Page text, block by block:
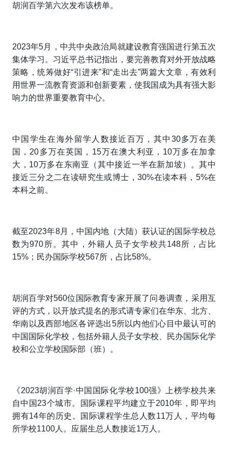
胡润百学第六次发布该榜单。
2023年5月，中共中央政治局就建设教育强国进行第五次
集体学习。习近平总书记指出，要完善教育对外开放战略
策略，统筹做好“引进来”和“走出去”两篇大文章，有效利
用世界一流教育资源和创新要素，使我国成为具有强大影
响力的世界重要教育中心。
中国学生在海外留学人数接近百万，其中30多万在美
国，20多万在英国，15万在澳大利亚，10万多在加拿
大，10万多在东南亚（其中接近一半在新加坡）。其中
接近三分之二在读研究生或博士，30%在读本科，5%在
本科之前。
截至2023年8月，中国内地（大陆）获认证的国际学校总
数为970所。其中，外籍人员子女学校共148所，占比
15%；民办国际学校567所，占比58%。
胡润百学对560位国际教育专家开展了问卷调查，采用互
评的方式，以开放式提名的形式请专家们在华东、北方、
华南以及西部地区各评选出5所以内他们心目中最认可的
中国国际化学校，包括外籍人员子女学校、民办国际化学
校和公立学校国际部（班）。
《2023胡润百学·中国国际化学校100强》
上榜学校共来
自中国23个城市。国际课程平均建立于2010年，即平均
拥有14年的历史。国际课程学生总人数11万人，平均每
所学校1100人。应届生总人数接近1万人。